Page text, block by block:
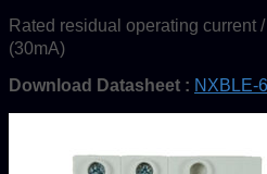
Rated residual operating
(30mA)
Download Datasheet : NXBLE-